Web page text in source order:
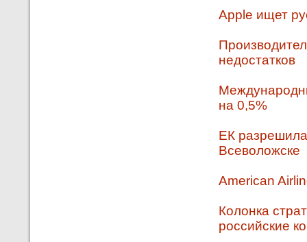
Apple ищет
недостатков
на 0,5%
ЕК
Всеволожске
American
Колонка
российские